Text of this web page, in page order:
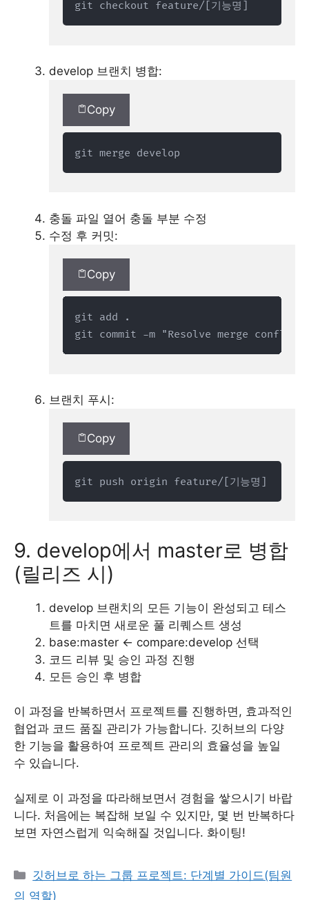
git checkout feature/[기능명]
develop 브랜치 병합:
Copy
git merge develop
충돌 파일 열어 충돌 부분 수정
수정 후 커밋:
Copy
git add .
git commit -m "Resolve merge
브랜치 푸시:
Copy
git push origin feature/[기능명]
9. develop에서 master로 병합
(릴리즈 시)
develop 브랜치의 모든 기능이 완성되고 테스
트를 마치면 새로운 풀 리퀘스트 생성
base:master <- compare:develop 선택
코드 리뷰 및 승인 과정 진행
모든 승인 후 병합
이 과정을 반복하면서 프로젝트를 진행하면, 효과적인
협업과 코드 품질 관리가 가능합니다. 깃허브의 다양
한 기능을 활용하여 프로젝트 관리의 효율성을 높일
수 있습니다.
실제로 이 과정을 따라해보면서 경험을 쌓으시기 바랍
니다. 처음에는 복잡해 보일 수 있지만, 몇 번 반복하다
보면 자연스럽게 익숙해질 것입니다. 화이팅!
Categories
깃허브로 하는 그룹 프로젝트: 단계별 가이드(팀원
의 역할)